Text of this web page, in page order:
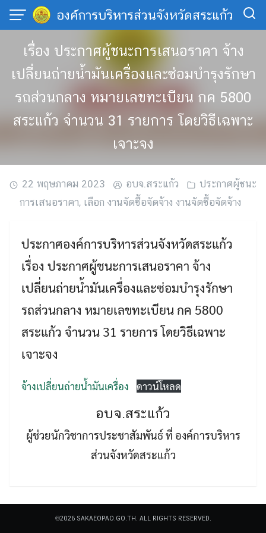
Skip
องค์การบริหารส่วนจังหวัดสระแก้ว
Search
เรื่อง ประกาศผู้ชนะการเสนอราคา จ้าง
เปลี่ยนถ่ายน้ำมันเครื่องและซ่อมบำรุงรักษา
รถส่วนกลาง หมายเลขทะเบียน กค 5800
สระแก้ว จำนวน 31 รายการ โดยวิธีเฉพาะ
เจาะจง
22 พฤษภาคม 2023 อบจ.สระแก้ว
ประกาศผู้ชนะ
การเสนอราคา, เลือก งานจัดซื้อจัดจ้าง งานจัดซื้อจัดจ้าง
ประกาศองค์การบริหารส่วนจังหวัดสระแก้ว
เรื่อง ประกาศผู้ชนะการเสนอราคา จ้าง
เปลี่ยนถ่ายน้ำมันเครื่องและซ่อมบำรุงรักษา
รถส่วนกลาง หมายเลขทะเบียน กค 5800
สระแก้ว จำนวน 31 รายการ โดยวิธีเฉพาะ
เจาะจง
จ้างเปลี่ยนถ่ายน้ำมันเครื่อง ดาวน์โหลด
อบจ.สระแก้ว
ผู้ช่วยนักวิชาการประชาสัมพันธ์ ที่ องค์การบริหาร
ส่วนจังหวัดสระแก้ว
©2026 SAKAEOPAO.GO.TH. ALL RIGHTS RESERVED.